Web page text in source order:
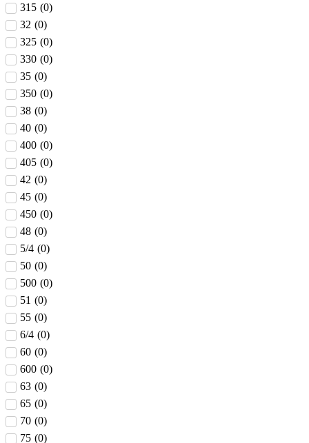
315 (0)
32 (0)
325 (0)
330 (0)
35 (0)
350 (0)
38 (0)
40 (0)
400 (0)
405 (0)
42 (0)
45 (0)
450 (0)
48 (0)
5/4 (0)
50 (0)
500 (0)
51 (0)
55 (0)
6/4 (0)
60 (0)
600 (0)
63 (0)
65 (0)
70 (0)
75 (0)